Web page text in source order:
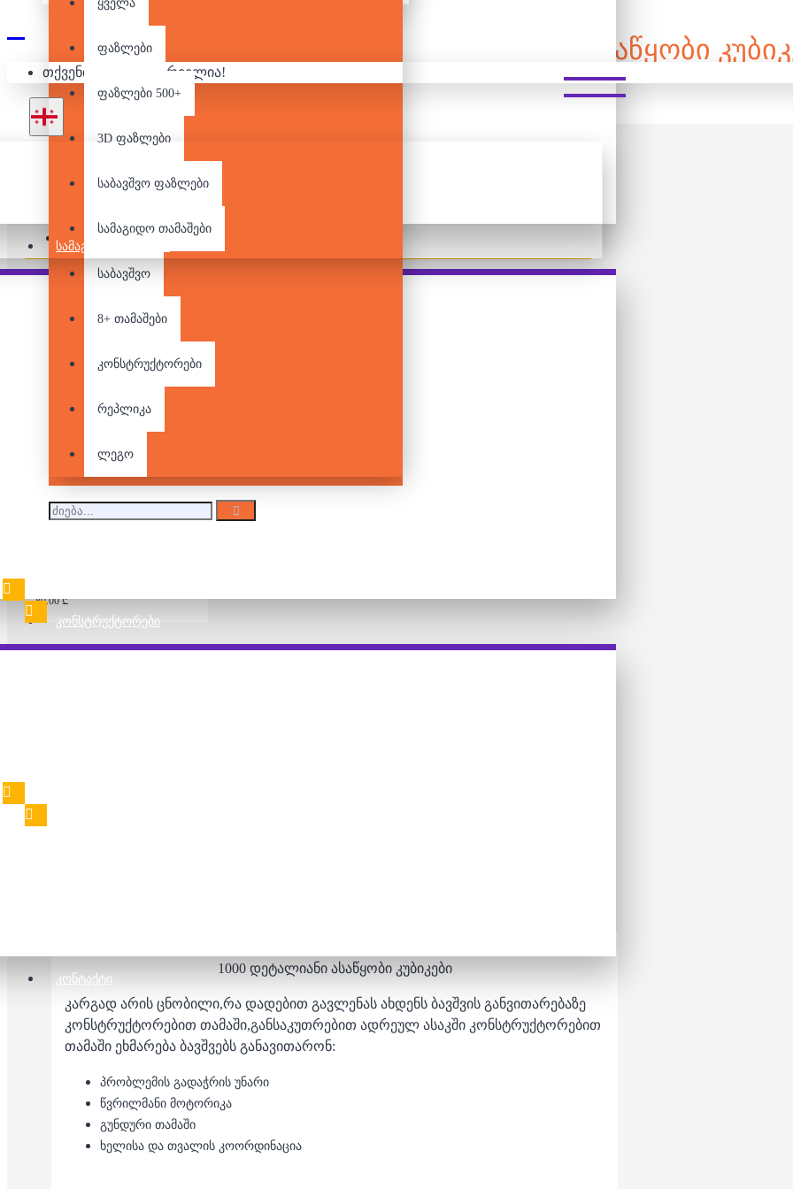
ᲡᲐᲛᲐᲒᲘᲓᲝ ᲗᲐᲛᲐᲨᲔᲑᲘ
ᲙᲝᲜᲡᲢᲠᲣᲥᲢᲝᲠᲔᲑᲘ
ᲙᲝᲜᲢᲐᲥᲢᲘ
ყველა
ფაზლები
ფაზლები 500+
3D ფაზლები
საბავშვო ფაზლები
სამაგიდო თამაშები
საბავშვო
8+ თამაშები
კონსტრუქტორები
რეპლიკა
ლეგო
თქვენი კალათა ცარიელია!
1000 ᲓᲔᲢᲐᲚᲘᲐᲜᲘ ᲐᲡᲐᲬᲧᲝᲑᲘ
არ არის მარაგში
Pair it With People Also Bought
კონსტრუქტორი
80.00 ₾
135.00 ₾
1000 დეტალიანი ასაწყობი კუბიკები
კარგად არის ცნობილი,რა დადებით გავლენას ახდენს ბავშვის განვითარებაზე
კონსტრუქტორებით თამაში,განსაკუთრებით ადრეულ ასაკში კონსტრუქტორებით
თამაში ეხმარება ბავშვებს განავითარონ:
პრობლემის გადაჭრის უნარი
წვრილმანი მოტორიკა
გუნდური თამაში
ხელისა და თვალის კოორდინაცია